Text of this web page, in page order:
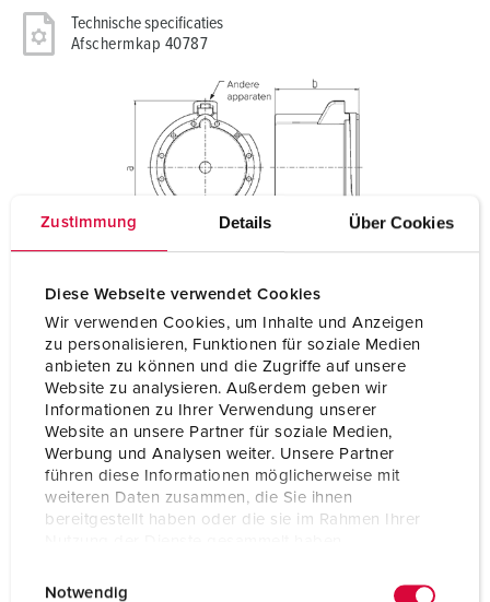
Zustimmung Details Über Cookies
Diese Webseite verwendet Cookies
Wir verwenden Cookies, um Inhalte und Anzeigen
zu personalisieren, Funktionen für soziale Medien
anbieten zu können und die Zugriffe auf unsere
Website zu analysieren. Außerdem geben wir
Informationen zu Ihrer Verwendung unserer
Website an unsere Partner für soziale Medien,
Werbung und Analysen weiter. Unsere Partner
führen diese Informationen möglicherweise mit
weiteren Daten zusammen, die Sie ihnen
bereitgestellt haben oder die sie im Rahmen Ihrer
Notwendig
Technische specificaties
Afschermkap 40787